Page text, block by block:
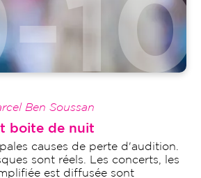
Ben Soussan
boite de nuit
causes de perte d'audition.
sont réels. Les concerts, les
est diffusée sont